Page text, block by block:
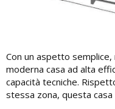
Con un aspetto
moderna casa ad alta
capacità tecniche.
stessa zona, questa